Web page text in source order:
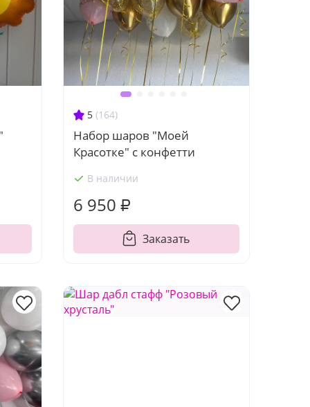
5 (164)
Набор шаров "Моей
Красотке" с конфетти
В наличии
6 950 ₽
Заказать